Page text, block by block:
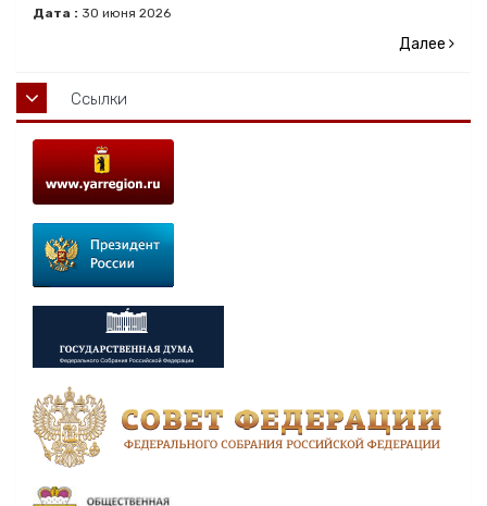
Дата : 30 июня 2026
Далее
Ссылки